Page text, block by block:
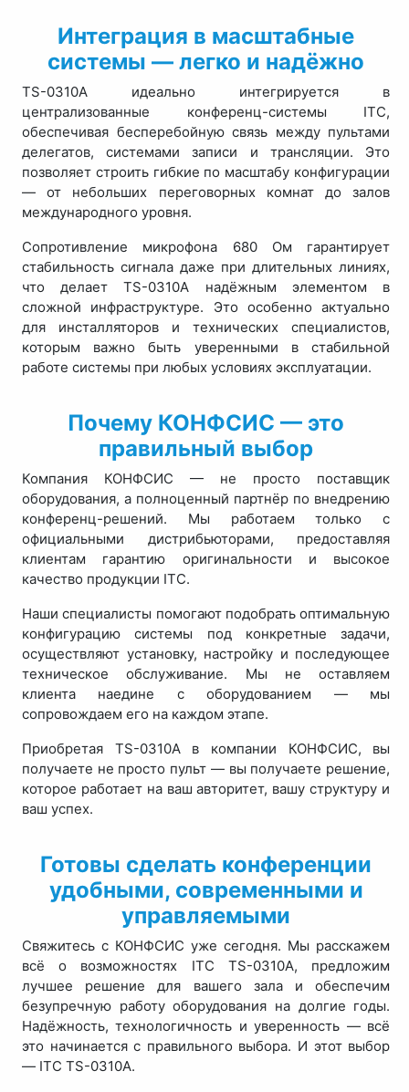
Интеграция в масштабные
системы — легко и надёжно
TS-0310A идеально интегрируется в
централизованные конференц-системы ITC,
обеспечивая бесперебойную связь между пультами
делегатов, системами записи и трансляции. Это
позволяет строить гибкие по масштабу конфигурации
— от небольших переговорных комнат до залов
международного уровня.
Сопротивление микрофона 680 Ом гарантирует
стабильность сигнала даже при длительных линиях,
что делает TS-0310A надёжным элементом в
сложной инфраструктуре. Это особенно актуально
для инсталляторов и технических специалистов,
которым важно быть уверенными в стабильной
работе системы при любых условиях эксплуатации.
Почему КОНФСИС — это
правильный выбор
Компания КОНФСИС — не просто поставщик
оборудования, а полноценный партнёр по внедрению
конференц-решений. Мы работаем только с
официальными дистрибьюторами, предоставляя
клиентам гарантию оригинальности и высокое
качество продукции ITC.
Наши специалисты помогают подобрать оптимальную
конфигурацию системы под конкретные задачи,
осуществляют установку, настройку и последующее
техническое обслуживание. Мы не оставляем
клиента наедине с оборудованием — мы
сопровождаем его на каждом этапе.
Приобретая TS-0310A в компании КОНФСИС, вы
получаете не просто пульт — вы получаете решение,
которое работает на ваш авторитет, вашу структуру и
ваш успех.
Готовы сделать конференции
удобными, современными и
управляемыми
Свяжитесь с КОНФСИС уже сегодня. Мы расскажем
всё о возможностях ITC TS-0310A, предложим
лучшее решение для вашего зала и обеспечим
безупречную работу оборудования на долгие годы.
Надёжность, технологичность и уверенность — всё
это начинается с правильного выбора. И этот выбор
— ITC TS-0310A.